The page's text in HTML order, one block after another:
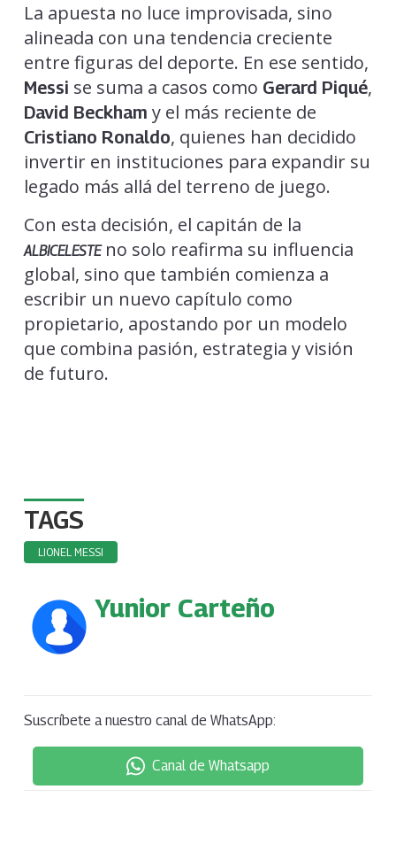
La apuesta no luce improvisada, sino
alineada con una tendencia creciente
entre figuras del deporte. En ese sentido,
Messi se suma a casos como Gerard Piqué,
David Beckham y el más reciente de
Cristiano Ronaldo, quienes han decidido
invertir en instituciones para expandir su
legado más allá del terreno de juego.
Con esta decisión, el capitán de la
ALBICELESTEno solo reafirma su influencia
global, sino que también comienza a
escribir un nuevo capítulo como
propietario, apostando por un modelo
que combina pasión, estrategia y visión
de futuro.
TAGS
LIONEL MESSI
Yunior Carteño
Suscríbete a nuestro canal de WhatsApp:
Canal de Whatsapp